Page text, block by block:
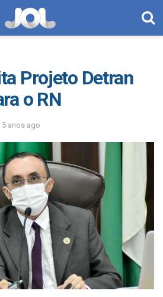
Projeto Detran
o RN
5 anos ago